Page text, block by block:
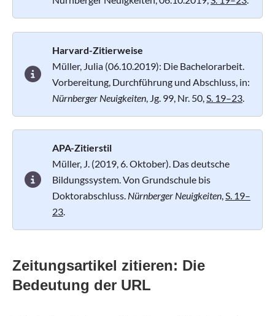
Harvard-Zitierweise
Müller, Julia (06.10.2019): Die Bachelorarbeit.
Vorbereitung, Durchführung und Abschluss, in:
Nürnberger Neuigkeiten , Jg. 99, Nr. 50, S. 19–23
APA-Zitierstil
Müller, J. (2019, 6. Oktober). Das deutsche
Bildungssystem. Von Grundschule bis
Doktorabschluss. Nürnberger Neuigkeiten,S. 19–
23.
Zeitungsartikel zitieren: Die
Bedeutung der URL